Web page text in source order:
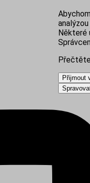
Některé
Přečtěte
Přijmout